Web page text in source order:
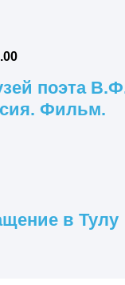
поэта
Фильм.
в Тулу